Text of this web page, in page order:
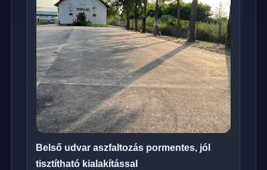
Belső udvar aszfaltozás pormentes, jól
tisztítható kialakítással